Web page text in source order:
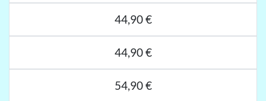
44,90 €
44,90 €
54,90 €